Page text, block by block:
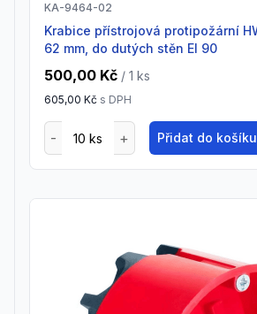
KA-9464-02
Krabice přístrojová protipožární HWD 68 hloubka
62 mm, do dutých stěn EI 90
500,00 Kč / 1 ks
605,00 Kč s DPH
Přidat do košíku